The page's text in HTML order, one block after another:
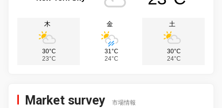
木
30°C
23°C
金
31°C
24°C
土
30°C
24°C
Market survey 市場情報